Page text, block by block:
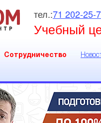
тел.:71 202-25-
Учебный
Сотрудничество